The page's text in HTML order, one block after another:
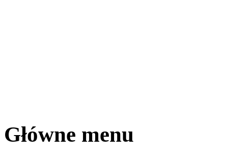
Główne menu